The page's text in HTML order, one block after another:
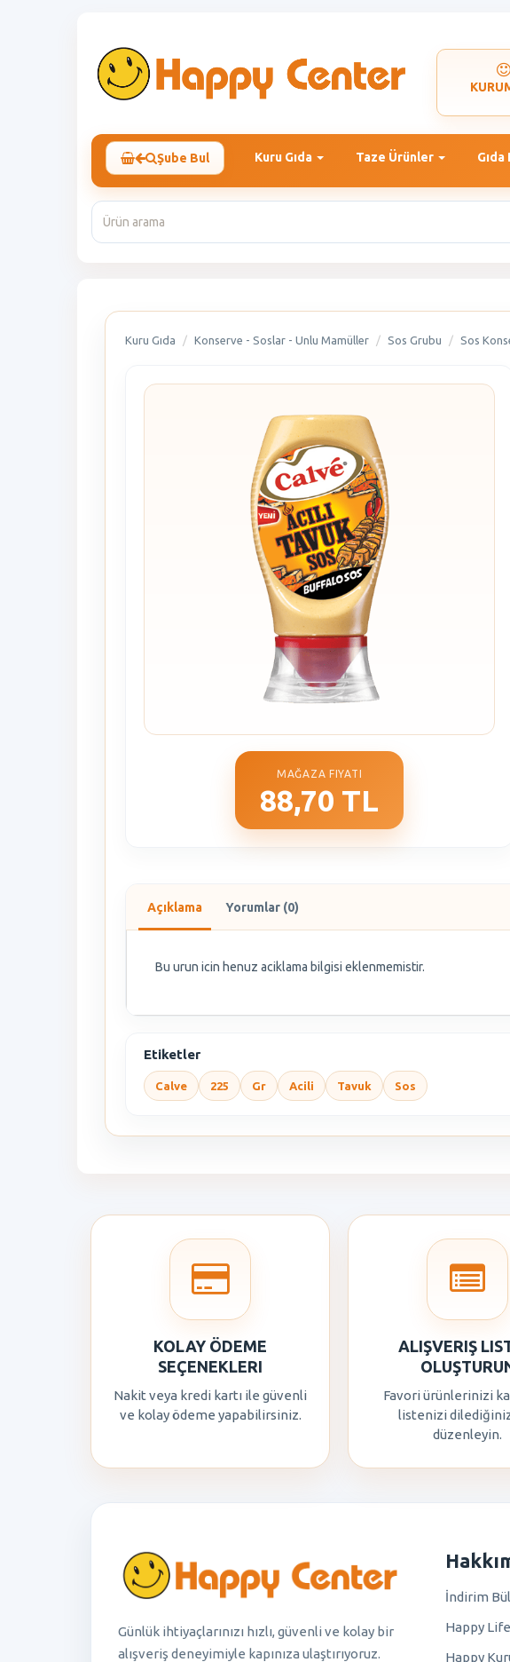
Şube Bul Kuru Gıda Taze Ürünler Gıda
Kuru Gıda Konserve - Soslar - Unlu Mamüller Sos Grubu Sos
MAĞAZA FIYATI
88,70 TL
Açıklama Yorumlar (0)
Bu urun icin henuz aciklama bilgisi eklenmemistir.
Etiketler
Calve 225 Gr Acili Tavuk Sos
KOLAY ÖDEME
SEÇENEKLERI
Nakit veya kredi kartı ile güvenli
ve kolay ödeme yapabilirsiniz.
ALIŞVERIŞ
Favori ürünlerinizi
listenizi
düzenleyin.
Günlük ihtiyaçlarınızı hızlı, güvenli ve kolay bir
alışveriş deneyimiyle kapınıza ulaştırıyoruz.
İndirim
Happy Life
Happy